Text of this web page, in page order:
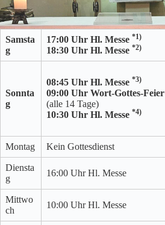
Samsta
g
17:00 Uhr Hl. Messe *1)
18:30 Uhr Hl. Messe *2)
Sonnta
g
08:45 Uhr Hl. Messe *3)
09:00 Uhr Wort-Gottes-Feier
(alle 14 Tage)
10:30 Uhr Hl. Messe *4)
Montag Kein Gottesdienst
Diensta
g
16:00 Uhr Hl. Messe
Mittwo
ch
10:00 Uhr Hl. Messe